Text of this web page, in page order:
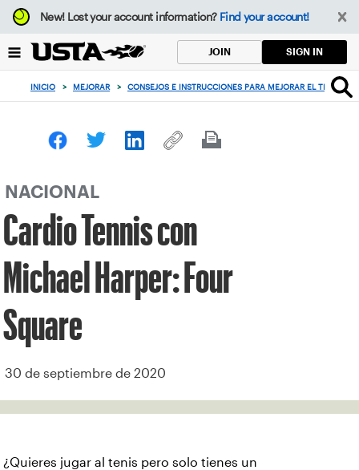
Enfoque
desde
botón
volver
principio
New!Lost your account information? Find your account!
JOIN SIGN IN
INICIO > MEJORAR > CONSEJOS E INSTRUCCIONES PARA MEJORAR EL TENIS >
NACIONAL
Cardio Tennis con
Michael Harper: Four
Square
30 de septiembre de 2020
¿Quieres jugar al tenis pero solo tienes un